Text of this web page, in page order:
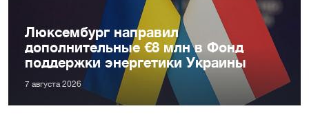
Люксембург направил
дополнительные €8 млн в Фонд
поддержки энергетики Украины
7 августа 2026